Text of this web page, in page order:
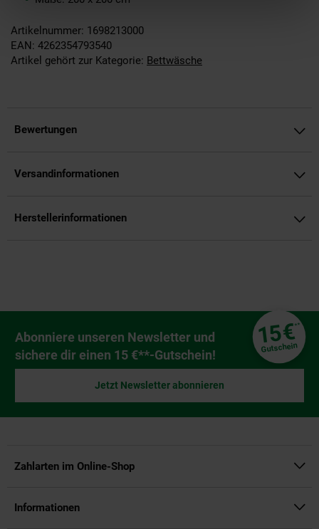
Artikelnummer: 1698213000
EAN: 4262354793540
Artikel gehört zur Kategorie: Bettwäsche
Bewertungen
Versandinformationen
Herstellerinformationen
Newsletter Anmeldung
Abonniere unseren Newsletter und
sichere dir einen 15 €**-Gutschein!
15€**
Gutschein
Jetzt Newsletter abonnieren
Zahlarten im Online-Shop
Informationen